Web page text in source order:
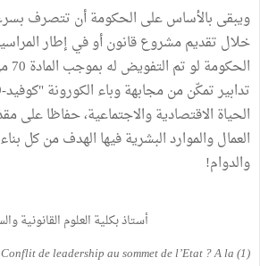
ويبقى بالأساس على الحكومة أن تتصرف
خلال تقديم مشروع قانون أو في إطار
الحياة الاقتصادية والاجتماعية، حفاظا على
العمال والموارد البشرية فيها الهدف من كل
والدوام!
أستاذ بكلية العلوم القانونية
Conflit de leadership au sommet de l’Etat ? A la